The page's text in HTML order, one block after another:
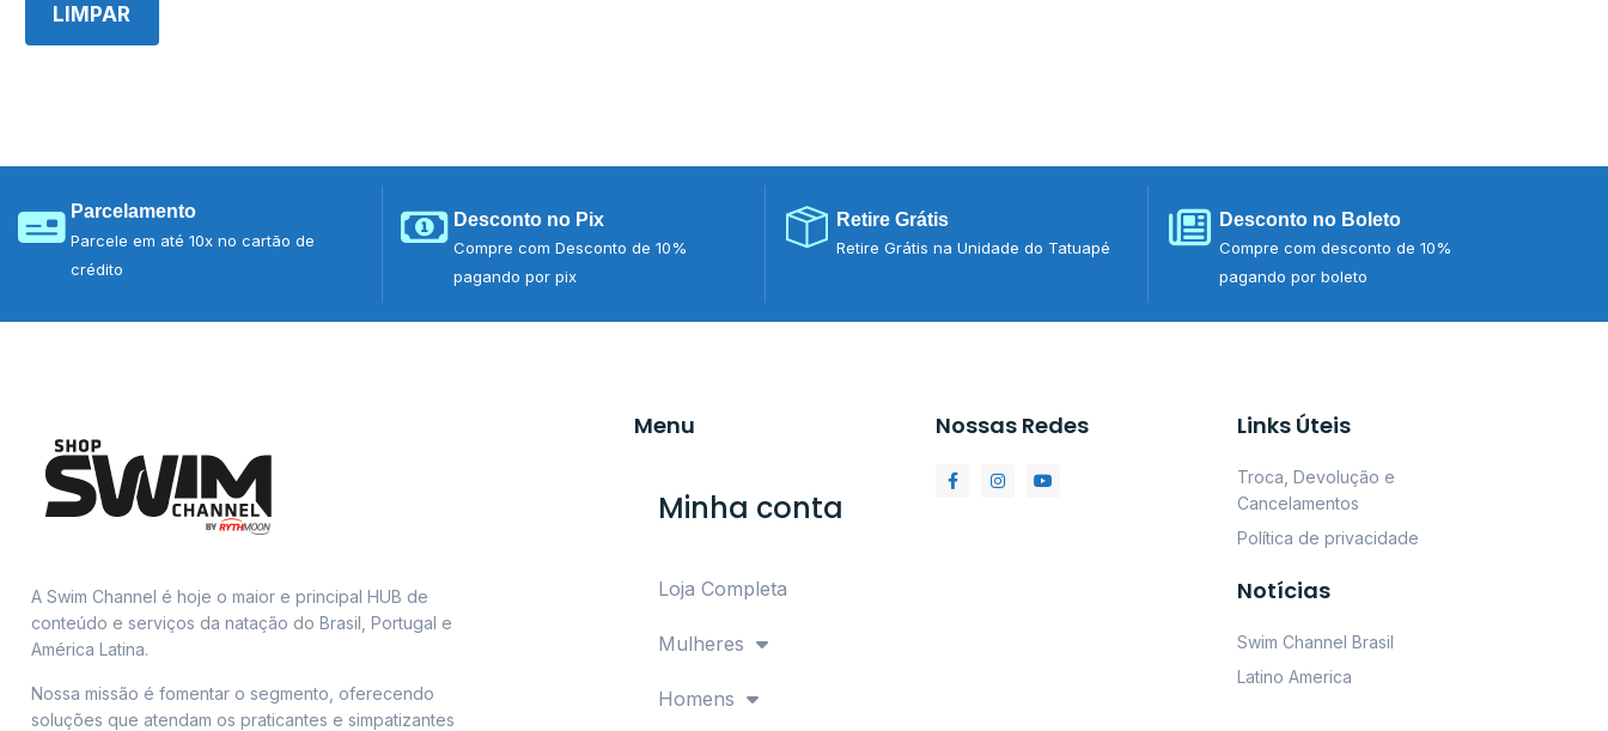
LIMPAR
Parcelamento
Parcele em até 10x no cartão de
crédito
Desconto no Pix
Compre com Desconto de 10%
pagando por pix
Retire Grátis
Retire Grátis na Unidade do Tatuapé
Desconto no Boleto
Compre com desconto de 10%
pagando por boleto
A Swim Channel é hoje o maior e principal HUB de
conteúdo e serviços da natação do Brasil, Portugal e
América Latina.
Nossa missão é fomentar o segmento, oferecendo
soluções que atendam os praticantes e simpatizantes
Menu
Minha conta
Loja Completa
Mulheres
Homens
Nossas Redes Links Úteis
Troca, Devolução e
Cancelamentos
Política de privacidade
Notícias
Swim Channel Brasil
Latino America